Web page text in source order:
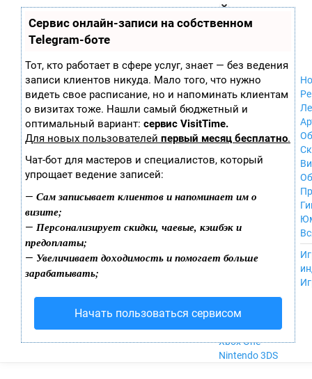
Сервис онлайн-записи на собственном
Telegram-боте
Тот, кто работает в сфере услуг, знает — без ведения
записи клиентов никуда. Мало того, что нужно
видеть свое расписание, но и напоминать клиентам
о визитах тоже. Нашли самый бюджетный и
оптимальный вариант: сервис VisitTime.
Для новых пользователей первый месяц бесплатно.
Чат-бот для мастеров и специалистов, который
упрощает ведение записей:
— Сам записывает клиентов и напоминает им о
визите;
— Персонализирует скидки, чаевые, кэшбэк и
предоплаты;
— Увеличивает доходимость и помогает больше
зарабатывать;
Начать пользоваться сервисом
играх
ла
ор
ы
Xbox 360
Nintendo Wii
Nintendo
GameCube
PlayStation
PlayStation 3
Nintendo 64
Sega Dreamcast
Nintendo DS
iOS
Sega Mega Drive
Mobile
Nintendo Wii U
PlayStation 4
Xbox One
Nintendo 3DS